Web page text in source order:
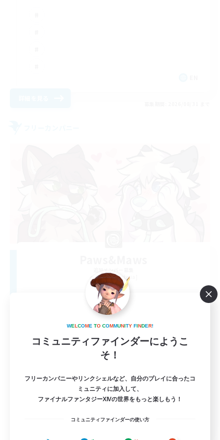
Ravana [Materia]
WELCOME TO COMMUNITY FINDER!
コミュニティファインダーにようこ
そ！
フリーカンパニーやリンクシェルなど、自分のプレイに合ったコ
ミュニティに加入して、
ファイナルファンタジーXIVの世界をもっと楽しもう！
コミュニティファインダーの使い方